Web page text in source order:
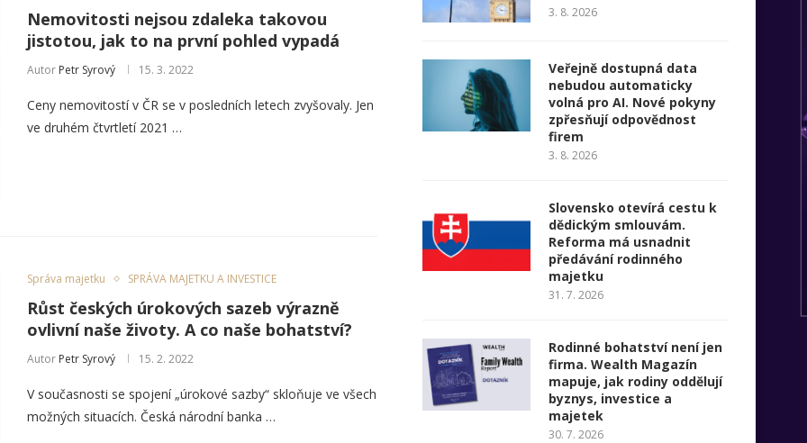
Nemovitosti nejsou zdaleka takovou
jistotou, jak to na první pohled vypadá
Autor Petr Syrový 15. 3. 2022
Ceny nemovitostí v ČR se v posledních letech zvyšovaly. Jen
ve druhém čtvrtletí 2021 …
Správa majetku SPRÁVA MAJETKU A INVESTICE
Růst českých úrokových sazeb výrazně
ovlivní naše životy. A co naše bohatství?
Autor Petr Syrový 15. 2. 2022
V současnosti se spojení „úrokové sazby“ skloňuje ve všech
možných situacích. Česká národní banka …
3. 8. 2026
Veřejně dostupná data
nebudou automaticky
volná pro AI. Nové pokyny
zpřesňují odpovědnost
firem
3. 8. 2026
Slovensko otevírá cestu k
dědickým smlouvám.
Reforma má usnadnit
předávání rodinného
majetku
31. 7. 2026
Rodinné bohatství není jen
firma. Wealth Magazín
mapuje, jak rodiny oddělují
byznys, investice a
majetek
30. 7. 2026